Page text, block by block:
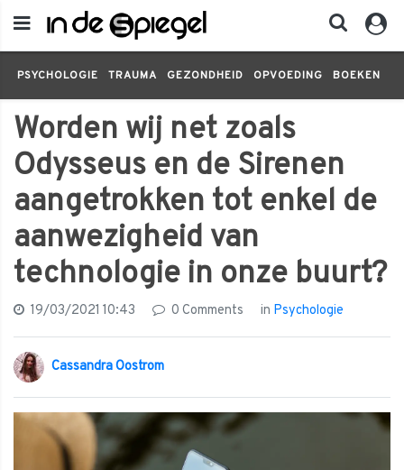
PSYCHOLOGIE TRAUMA GEZONDHEID OPVOEDING BOEKEN
Worden wij net zoals
Odysseus en de Sirenen
aangetrokken tot enkel de
aanwezigheid van
technologie in onze buurt?
19/03/2021 10:43 0 Comments in Psychologie
Cassandra Oostrom